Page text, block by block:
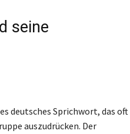
seine
deutsches Sprichwort, das oft
auszudrücken. Der